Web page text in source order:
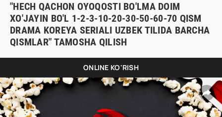
"HECH QACHON OYOQOSTI BO'LMA DOIM
XO'JAYIN BO'L 1-2-3-10-20-30-50-60-70 QISM
DRAMA KOREYA SERIALI UZBEK TILIDA BARCHA
QISMLAR" TAMOSHA QILISH
ONLINE KO'RISH